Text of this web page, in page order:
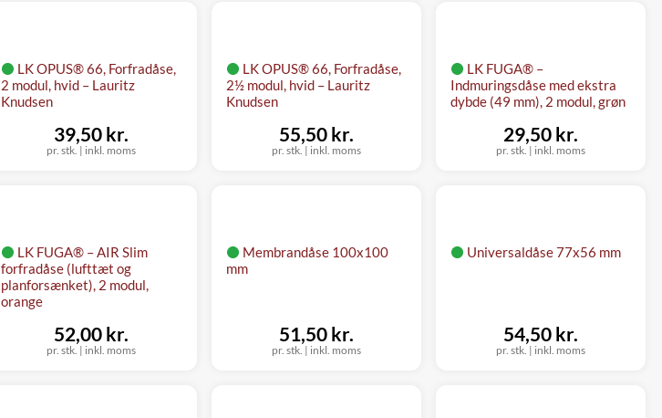
LK OPUS® 66, Forfradåse,
2 modul, hvid – Lauritz
Knudsen
pr. stk. | inkl. moms
39,50 kr.
LK OPUS® 66, Forfradåse,
2½ modul, hvid – Lauritz
Knudsen
pr. stk. | inkl. moms
55,50 kr.
LK FUGA® –
Indmuringsdåse med ekstra
dybde (49 mm), 2 modul, grøn
pr. stk. | inkl. moms
29,50 kr.
LK FUGA® – AIR Slim
forfradåse (lufttæt og
planforsænket), 2 modul,
orange
pr. stk. | inkl. moms
52,00 kr.
Membrandåse 100x100
mm
pr. stk. | inkl. moms
51,50 kr.
Universaldåse 77x56 mm
pr. stk. | inkl. moms
54,50 kr.